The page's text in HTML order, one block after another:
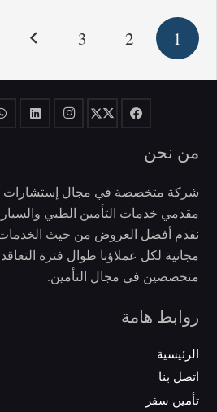
1
2
3
من نحن
شركة متخصصة في مجال إستشارات
مقدمي خدمات التأمين الطبي
نقدم أفضل العروض من حيث
مجانية لكل عملاؤنا طوال فترة
متخصصين في مجال التأمين.
روابط هامة
الرئيسية
اتصل بنا
تأمين سفر